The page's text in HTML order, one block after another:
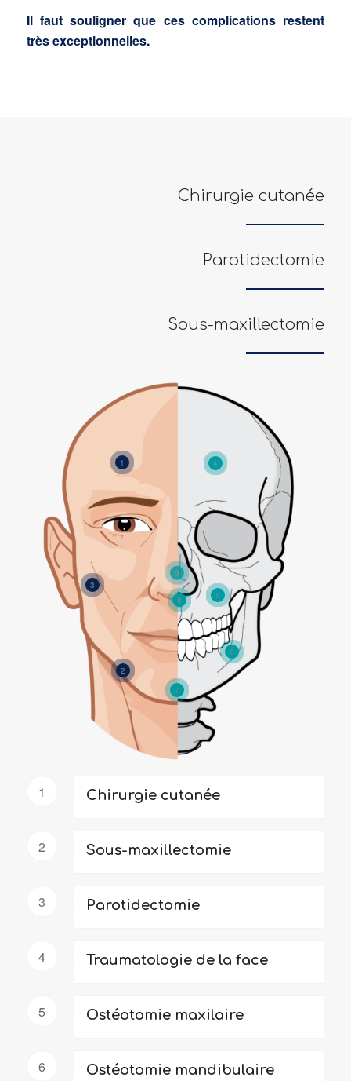
Il faut souligner que ces complications restent
très exceptionnelles.
Chirurgie cutanée
Parotidectomie
Sous-maxillectomie
1
2
3
4
5
6
7
8
9
1 Chirurgie cutanée
2 Sous-maxillectomie
3 Parotidectomie
4 Traumatologie de la face
5 Ostéotomie maxilaire
6 Ostéotomie mandibulaire